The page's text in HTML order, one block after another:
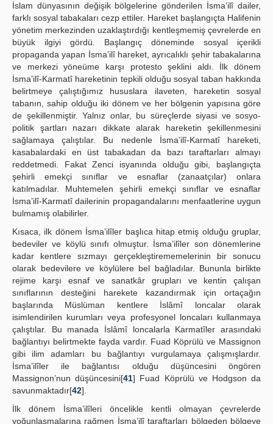
İslam dünyasının değişik bölgelerine gönderilen İsma’ilî dailer,
farklı sosyal tabakaları cezp ettiler. Hareket başlangıçta Halifenin
yönetim merkezinden uzaklaştırdığı kentleşmemiş çevrelerde en
büyük ilgiyi gördü. Başlangıç döneminde sosyal içerikli
propaganda yapan İsma’ilî hareket, ayrıcalıklı şehir tabakalarına
ve merkezi yöneüme karşı protesto şeklini aldı. İlk dönem
İsma’ilî-Karmatî hareketinin tepkili olduğu sosyal taban hakkında
belirtmeye çalıştığımız hususlara ilaveten, hareketin sosyal
tabanın, sahip olduğu iki dönem ve her bölgenin yapısına göre
de şekillenmiştir. Yalnız onlar, bu süreçlerde siyasi ve sosyo-
politik şartları nazarı dikkate alarak hareketin şekillenmesini
sağlamaya çalıştılar. Bu nedenle İsma’ilî-Karmatî hareketi,
kasabalardaki en üst tabakadan da bazı taraftarları almayı
reddetmedi. Fakat Zenci isyanında olduğu gibi, başlangıçta
şehirli emekçi sınıflar ve esnaflar (zanaatçılar) onlara
katılmadılar. Muhtemelen şehirli emekçi sınıflar ve esnaflar
İsma’ilî-Karmatî dailerinin propagandalarını menfaatlerine uygun
bulmamış olabilirler.
Kısaca, ilk dönem İsma’ilîler başlıca hitap etmiş olduğu gruplar,
bedeviler ve köylü sınıfı olmuştur. İsma’ilîler son dönemlerine
kadar kentlere sızmayı gerçekleştirememelerinin bir sonucu
olarak bedevilere ve köylülere bel bağladılar. Bununla birlikte
rejime karşı esnaf ve sanatkâr grupları ve kentin çalışan
sınıflarının desteğini harekete kazandırmak için ortaçağın
başlarında Müslüman kentlere İslâmî loncalar olarak
isimlendirilen kurumları veya profesyonel loncaları kullanmaya
çalıştılar. Bu manada İslâmî loncalarla Karmatîler arasındaki
bağlantıyı belirtmekte fayda vardır. Fuad Köprülü ve Massignon
gibi ilim adamları bu bağlantıyı vurgulamaya çalışmışlardır.
İsma’ilîler ile bağlantısı olduğu düşüncesini öngören
Massignon’nun düşüncesini[41] Fuad Köprülü ve Hodgson da
savunmaktadır[42].
İlk dönem İsma’ilîleri öncelikle kentli olmayan çevrelerde
yoğunlaşmalarına rağmen İsma’ilî taraftarları bölgeden bölgeye